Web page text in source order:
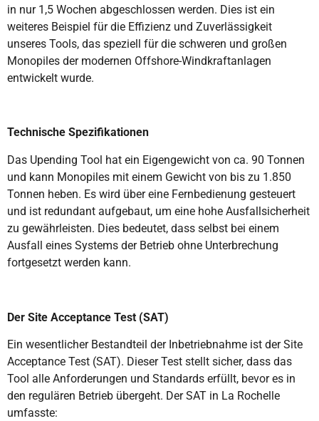
in nur 1,5 Wochen abgeschlossen werden. Dies ist ein
weiteres Beispiel für die Effizienz und Zuverlässigkeit
unseres Tools, das speziell für die schweren und großen
Monopiles der modernen Offshore-Windkraftanlagen
entwickelt wurde.
Technische Spezifikationen
Das Upending Tool hat ein Eigengewicht von ca. 90 Tonnen
und kann Monopiles mit einem Gewicht von bis zu 1.850
Tonnen heben. Es wird über eine Fernbedienung gesteuert
und ist redundant aufgebaut, um eine hohe Ausfallsicherheit
zu gewährleisten. Dies bedeutet, dass selbst bei einem
Ausfall eines Systems der Betrieb ohne Unterbrechung
fortgesetzt werden kann.
Der Site Acceptance Test (SAT)
Ein wesentlicher Bestandteil der Inbetriebnahme ist der Site
Acceptance Test (SAT). Dieser Test stellt sicher, dass das
Tool alle Anforderungen und Standards erfüllt, bevor es in
den regulären Betrieb übergeht. Der SAT in La Rochelle
umfasste: